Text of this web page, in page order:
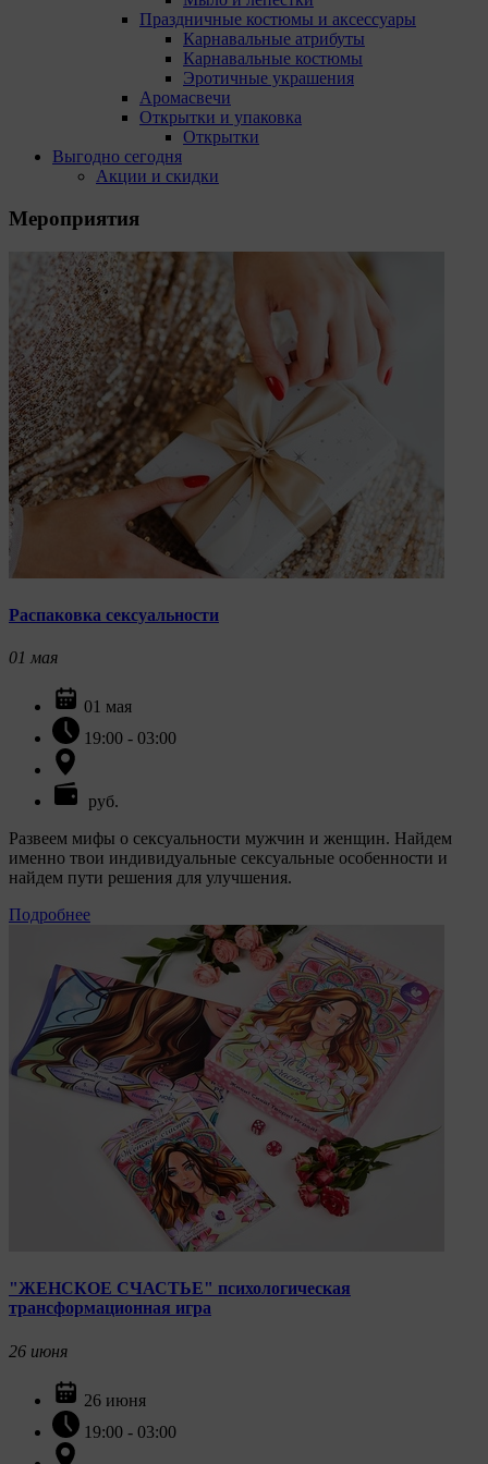
Праздничные костюмы и аксессуары
Карнавальные атрибуты
Карнавальные костюмы
Эротичные украшения
Аромасвечи
Открытки и упаковка
Открытки
Выгодно сегодня
Акции и скидки
Мероприятия
Распаковка сексуальности
01 мая
01 мая
19:00 - 03:00
руб.
Развеем мифы о сексуальности мужчин и женщин. Найдем
именно твои индивидуальные сексуальные особенности и
найдем пути решения для улучшения.
Подробнее
"ЖЕНСКОЕ СЧАСТЬЕ" психологическая
трансформационная игра
26 июня
26 июня
19:00 - 03:00
Сохранить мои изменения
Сохранить по умолчанию